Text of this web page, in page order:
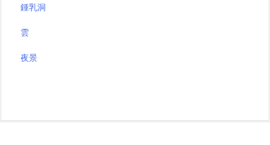
鍾乳洞
雲
夜景